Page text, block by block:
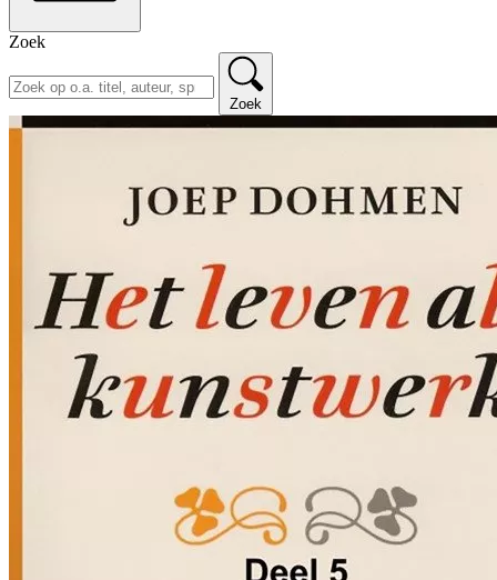
Zoek
Zoek